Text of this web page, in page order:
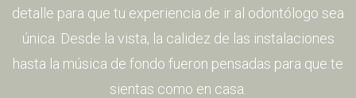
Bruxismo y Tratamiento Oclusal
detalle para que tu experiencia de ir al odontólogo sea
única. Desde la vista, la calidez de las instalaciones
hasta la música de fondo fueron pensadas para que te
sientas como en casa.​